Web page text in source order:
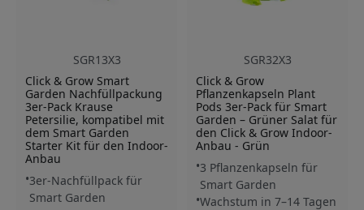
SGR13X3
Click & Grow Smart
Garden Nachfüllpackung
3er-Pack Krause
Petersilie, kompatibel mit
dem Smart Garden
Starter Kit für den Indoor-
Anbau
3er-Nachfüllpack für
Smart Garden
SGR32X3
Click & Grow
Pflanzenkapseln Plant
Pods 3er-Pack für Smart
Garden – Grüner Salat für
den Click & Grow Indoor-
Anbau - Grün
3 Pflanzenkapseln für
Smart Garden
Wachstum in 7–14 Tagen